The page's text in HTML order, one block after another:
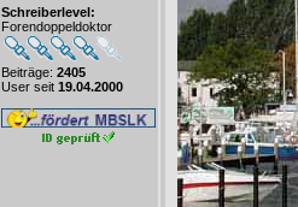
Schreiberlevel:
Forendoppeldoktor
Beiträge: 2405
User seit 19.04.2000